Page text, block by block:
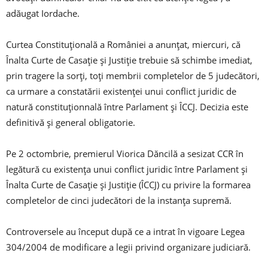
adăugat Iordache.
Curtea Constituţională a României a anunţat, miercuri, că
Înalta Curte de Casaţie şi Justiţie trebuie să schimbe imediat,
prin tragere la sorţi, toţi membrii completelor de 5 judecători,
ca urmare a constatării existenţei unui conflict juridic de
natură constituţionnală între Parlament şi ÎCCJ. Decizia este
definitivă şi general obligatorie.
Pe 2 octombrie, premierul Viorica Dăncilă a sesizat CCR în
legătură cu existenţa unui conflict juridic între Parlament şi
Înalta Curte de Casaţie şi Justiţie (ÎCCJ) cu privire la formarea
completelor de cinci judecători de la instanţa supremă.
Controversele au început după ce a intrat în vigoare Legea
304/2004 de modificare a legii privind organizare judiciară.